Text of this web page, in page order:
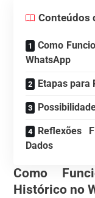
Conteúdos
Como
WhatsApp
Etapas para
Reflexões
Dados
Como
Histórico no